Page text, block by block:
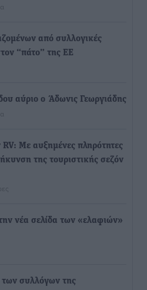
από συλλογικές
“πάτο” της ΕΕ
αύριο ο Άδωνις Γεωργιάδης
Με αυξημένες πληρότητες
της τουριστικής σεζόν
νέα σελίδα των «ελαφιών»
των συλλόγων της